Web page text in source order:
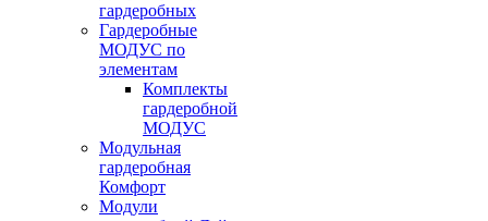
гардеробных
Гардеробные
МОДУС по
элементам
Комплекты
гардеробной
МОДУС
Модульная
гардеробная
Комфорт
Модули